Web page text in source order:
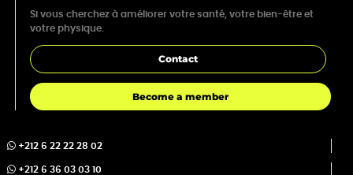
Si vous cherchez à améliorer votre santé, votre bien-être et
votre physique.
Contact
Become a member
+212 6 22 22 28 02
+212 6 36 03 03 10